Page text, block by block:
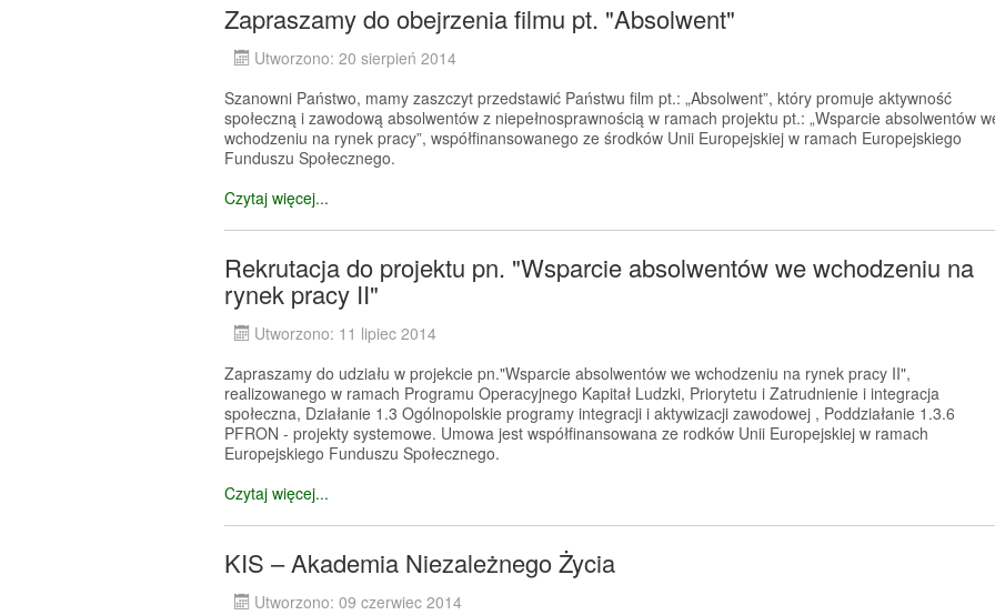
Zapraszamy do obejrzenia filmu pt. "Absolwent"
Utworzono: 20 sierpień 2014
Szanowni Państwo, mamy zaszczyt przedstawić Państwu film pt.: „Absolwent”, który promuje aktywność
społeczną i zawodową absolwentów z niepełnosprawnością w ramach projektu pt.: „Wsparcie absolwentów
wchodzeniu na rynek pracy”, współfinansowanego ze środków Unii Europejskiej w ramach Europejskiego
Funduszu Społecznego.
Czytaj więcej...
Rekrutacja do projektu pn. "Wsparcie absolwentów we wchodzeniu na
rynek pracy II"
Utworzono: 11 lipiec 2014
Zapraszamy do udziału w projekcie pn."Wsparcie absolwentów we wchodzeniu na rynek pracy II",
realizowanego w ramach Programu Operacyjnego Kapitał Ludzki, Priorytetu i Zatrudnienie i integracja
społeczna, Działanie 1.3 Ogólnopolskie programy integracji i aktywizacji zawodowej , Poddziałanie 1.3.6
PFRON - projekty systemowe. Umowa jest współfinansowana ze rodków Unii Europejskiej w ramach
Europejskiego Funduszu Społecznego.
Czytaj więcej...
KIS – Akademia Niezależnego Życia
Utworzono: 09 czerwiec 2014